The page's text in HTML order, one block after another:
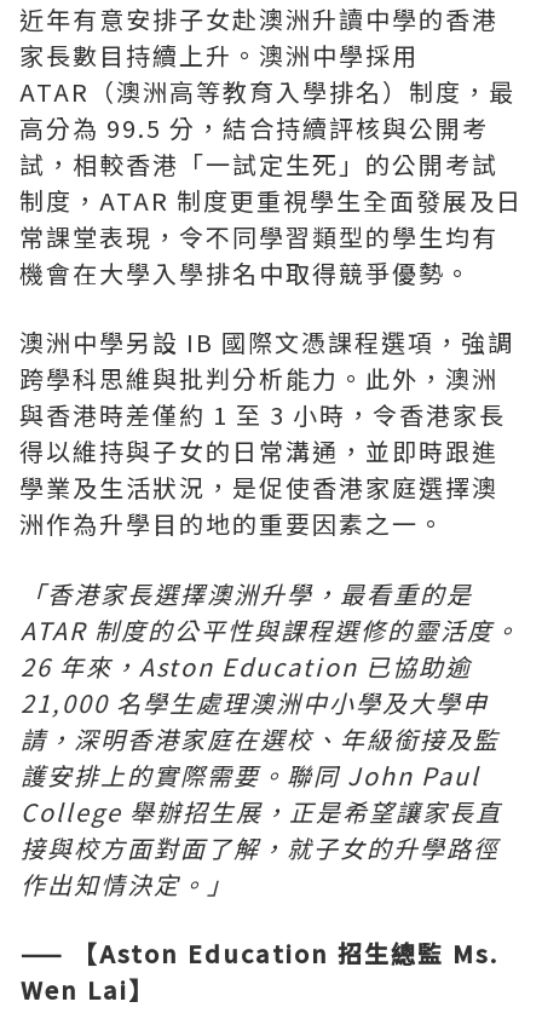
近年有意安排子女赴澳洲升讀中學的香港
家長數目持續上升。澳洲中學採用
ATAR（澳洲高等教育入學排名）制度，最
高分為 99.5 分，結合持續評核與公開考
試，相較香港「一試定生死」的公開考試
制度，ATAR 制度更重視學生全面發展及日
常課堂表現，令不同學習類型的學生均有
機會在大學入學排名中取得競爭優勢。
澳洲中學另設 IB 國際文憑課程選項，強調
跨學科思維與批判分析能力。此外，澳洲
與香港時差僅約 1 至 3 小時，令香港家長
得以維持與子女的日常溝通，並即時跟進
學業及生活狀況，是促使香港家庭選擇澳
洲作為升學目的地的重要因素之一。
「香港家長選擇澳洲升學，最看重的是
ATAR 制度的公平性與課程選修的靈活度。
26 年來，Aston Education 已協助逾
21,000 名學生處理澳洲中小學及大學申
請，深明香港家庭在選校、年級銜接及監
護安排上的實際需要。聯同 John Paul
College 舉辦招生展，正是希望讓家長直
接與校方面對面了解，就子女的升學路徑
作出知情決定。」
—— 【Aston Education 招生總監 Ms.
Wen Lai】